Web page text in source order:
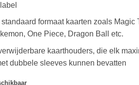
formaat kaarten zoals Magic
One Piece, Dragon Ball etc.
kaarthouders, die elk
dubbele sleeves kunnen bevatten